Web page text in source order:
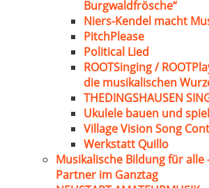
Burgwaldfrösche“
Niers-Kendel macht
PitchPlease
Political Lied
ROOTSinging /
die musikalischen
THEDINGSHAUSEN
Ukulele bauen und
Village Vision Song
Werkstatt Quillo
Musikalische Bildung für
Partner im Ganztag